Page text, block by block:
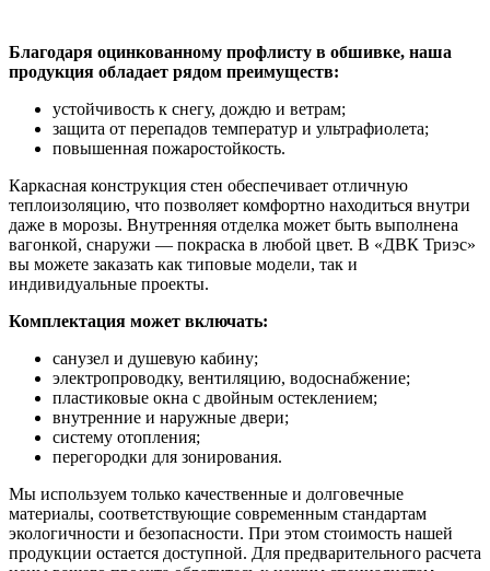
Благодаря оцинкованному профлисту в обшивке, наша
продукция обладает рядом преимуществ:
устойчивость к снегу, дождю и ветрам;
защита от перепадов температур и ультрафиолета;
повышенная пожаростойкость.
Каркасная конструкция стен обеспечивает отличную
теплоизоляцию, что позволяет комфортно находиться внутри
даже в морозы. Внутренняя отделка может быть выполнена
вагонкой, снаружи — покраска в любой цвет. В «ДВК Триэс»
вы можете заказать как типовые модели, так и
индивидуальные проекты.
Комплектация может включать:
санузел и душевую кабину;
электропроводку, вентиляцию, водоснабжение;
пластиковые окна с двойным остеклением;
внутренние и наружные двери;
систему отопления;
перегородки для зонирования.
Мы используем только качественные и долговечные
материалы, соответствующие современным стандартам
экологичности и безопасности. При этом стоимость нашей
продукции остается доступной. Для предварительного расчета